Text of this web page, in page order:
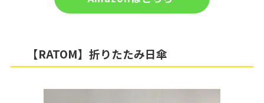
【RATOM】折りたたみ日傘